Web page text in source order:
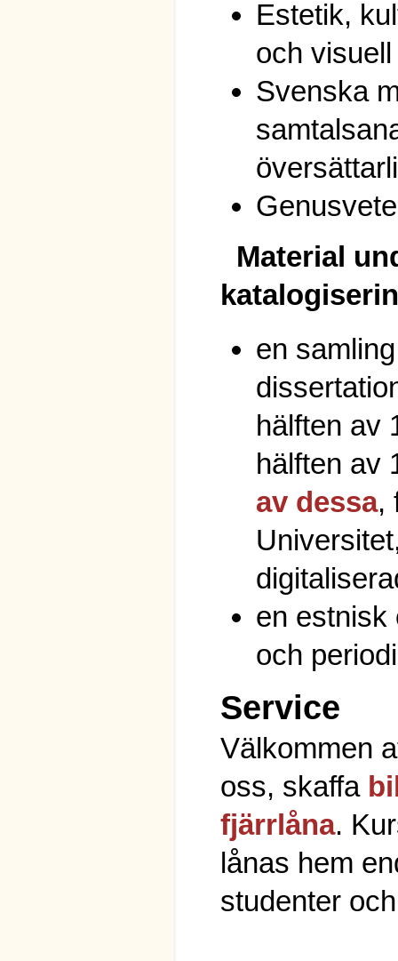
Estetik,
och
Svenska
Material
en
hälften av
hälften av
av dessa,
en estnisk
och
Service
Välkommen
oss, skaffa
fjärrlåna.
lånas hem
studenter